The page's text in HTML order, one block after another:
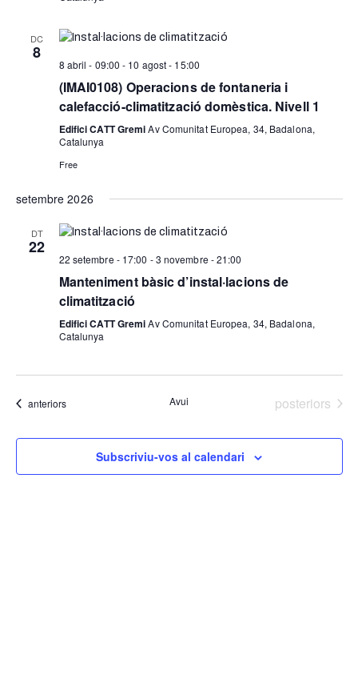
DC
8
8 abril - 09:00 - 10 agost - 15:00
(IMAI0108) Operacions de fontaneria i
calefacció-climatització domèstica. Nivell 1
Edifici CATT GremiAv Comunitat Europea, 34, Badalona,
Catalunya
Free
setembre 2026
DT
22
22 setembre - 17:00 -3 novembre - 21:00
Manteniment bàsic d’instal·lacions de
climatització
Edifici CATT GremiAv Comunitat Europea, 34, Badalona,
Catalunya
Esdeveniments
anteriors Avui posteriors
Subscriviu-vos al calendari